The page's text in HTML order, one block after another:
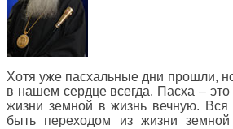
Хотя уже пасхальные дни прошли,
в нашем сердце всегда. Пасха –
жизни земной в жизнь вечную.
быть переходом из жизни